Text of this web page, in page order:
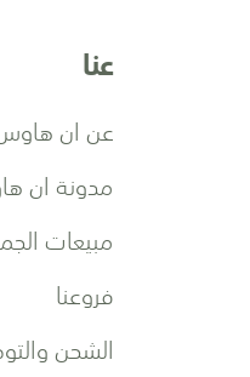
عنا
عن ان
مدونة ان
مبيعات
فروعنا
الشحن